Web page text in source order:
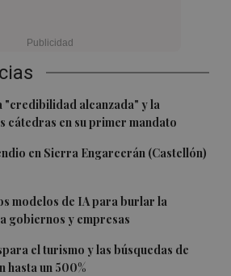
"credibilidad alcanzada" y la
cátedras en su primer mandato
en Sierra Engarcerán (Castellón)
modelos de IA para burlar la
gobiernos y empresas
el turismo y las búsquedas de
hasta un 500%